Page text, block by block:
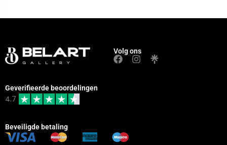
Volg ons
Geverifieerde beoordelingen
4.7
Beveiligde betaling